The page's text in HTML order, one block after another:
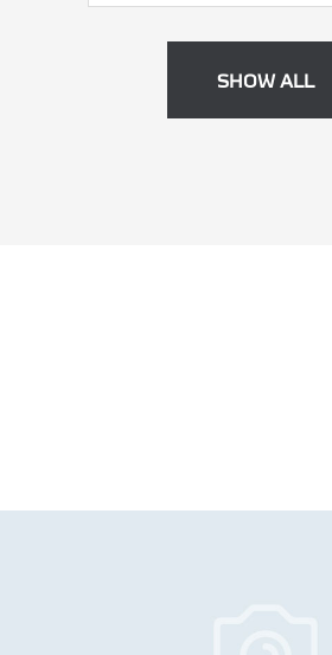
SHOW ALL